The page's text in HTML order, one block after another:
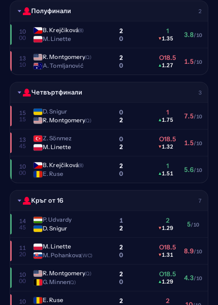
Полуфинали 2
10
00
B. Krejčiková(8)
M. Linette
2
0
1
▾1.35 3.8/10
13
10
R. Montgomery(Q)
A. Tomljanović
2
0
O18.5
▴1.27 1.5/10
Четвъртфинали 3
15
15
D. Snigur
R. Montgomery(Q)
0
2
1
▴1.75 7.5/10
13
45
Z. Sönmez
M. Linette
0
2
O18.5
▾1.32 1.5/10
10
00
B. Krejčiková(8)
E. Ruse
2
0
1
▴1.51 5.6/10
Кръг от 16 7
14
45
P. Udvardy
D. Snigur
1
2
2
▾1.29 5/10
11
20
M. Linette
M. Pohankova(WC)
2
0
O18.5
▾1.31 8.9/10
10
00
R. Montgomery(Q)
G. Minnen(Q)
2
0
O18.5
▴1.29 4.3/10
10
E. Ruse
2
2